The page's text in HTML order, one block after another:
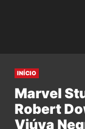
INÍCIO
Marvel
Robert
Viúva